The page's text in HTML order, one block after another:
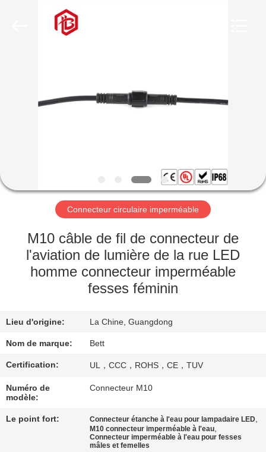
PRODUITS
DE
NOUS
VISITE
D'USINE
CONTRÔLE
QUALITÉ
PLAN
DU
SITE
Connecteur circulaire imperméable
M10 câble de fil de connecteur de
l'aviation de lumière de la rue LED
homme connecteur imperméable
fesses féminin
Lieu d'origine: La Chine, Guangdong
Nom de marque: Bett
Certification: UL，CCC，ROHS，CE，TUV
Numéro de
modèle:
Connecteur M10
Le point fort: Connecteur étanche à l'eau pour lampadaire LED,
M10 connecteur imperméable à l'eau,
Connecteur imperméable à l'eau pour fesses
mâles et femelles